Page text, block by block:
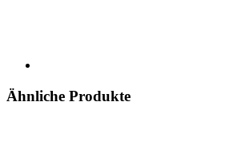
Ähnliche Produkte